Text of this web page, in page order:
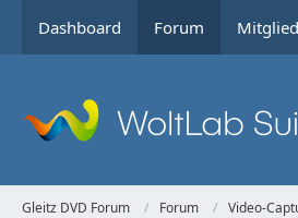
Dashboard Forum
Gleitz DVD Forum Forum Video-